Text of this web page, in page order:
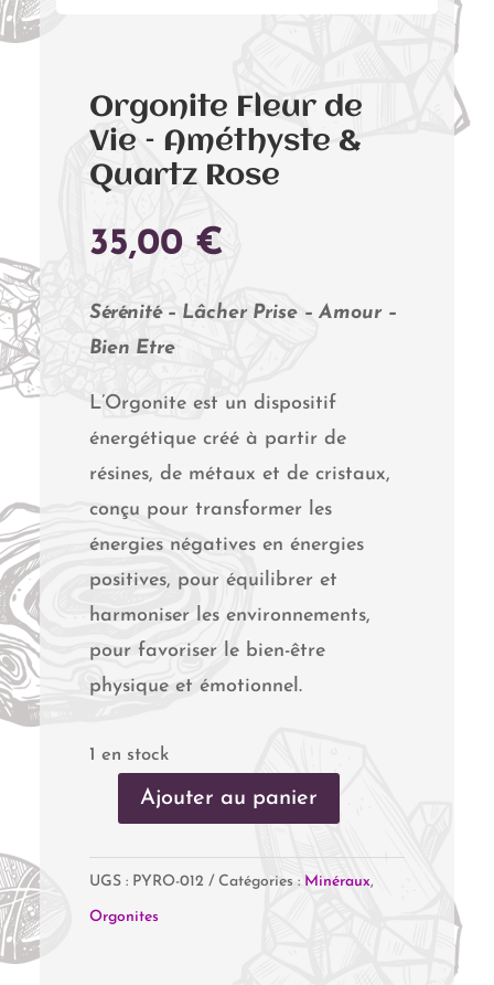
Orgonite Fleur de
Vie – Améthyste &
Quartz Rose
35,00 €
Sérénité – Lâcher Prise – Amour –
Bien Etre
L’Orgonite est un dispositif
énergétique créé à partir de
résines, de métaux et de cristaux,
conçu pour transformer les
énergies négatives en énergies
positives, pour équilibrer et
harmoniser les environnements,
pour favoriser le bien-être
physique et émotionnel.
1 en stock
quantité
Orgonite
Fleur
Ajouter au panier
UGS : PYRO-012 Catégories : Minéraux,
Orgonites